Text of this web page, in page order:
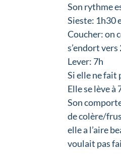
Son rythme
Sieste: 1h30
Coucher: on
s’endort vers
Lever: 7h
Si elle ne fait
Elle se lève à
Son
de colère/
elle a l’aire
voulait pas